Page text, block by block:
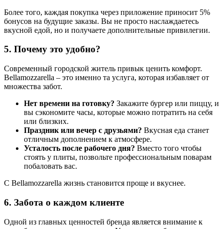
Более того, каждая покупка через приложение приносит 5%
бонусов на будущие заказы. Вы не просто наслаждаетесь
вкусной едой, но и получаете дополнительные привилегии.
5. Почему это удобно?
Современный городской житель привык ценить комфорт.
Bellamozzarella – это именно та услуга, которая избавляет от
множества забот.
Нет времени на готовку? Закажите бургер или пиццу, и
вы сэкономите часы, которые можно потратить на себя
или близких.
Праздник или вечер с друзьями? Вкусная еда станет
отличным дополнением к атмосфере.
Усталость после рабочего дня? Вместо того чтобы
стоять у плиты, позвольте профессиональным поварам
побаловать вас.
С Bellamozzarella жизнь становится проще и вкуснее.
6. Забота о каждом клиенте
Одной из главных ценностей бренда является внимание к